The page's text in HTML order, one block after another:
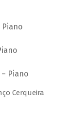
Piano
Piano
Cerqueira